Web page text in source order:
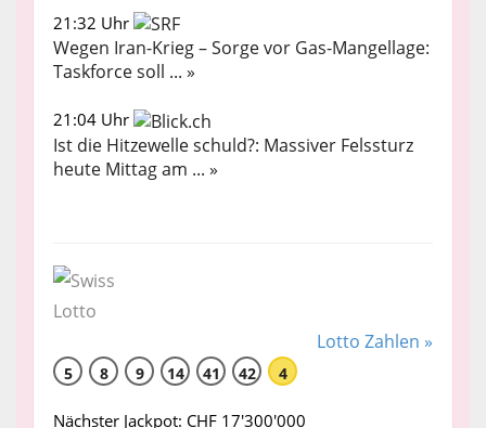
21:32 Uhr
Wegen Iran-Krieg – Sorge vor Gas-Mangellage:
Taskforce soll ... »
21:04 Uhr
Ist die Hitzewelle schuld?: Massiver Felssturz
heute Mittag am ... »
Lotto Zahlen »
5 8 9 14 41 42 4
Nächster Jackpot: CHF 17'300'000